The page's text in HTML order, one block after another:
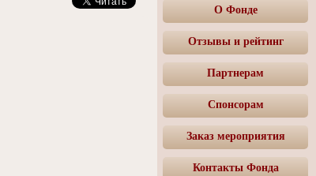
О Фонде
Отзывы и рейтинг
Партнерам
Спонсорам
Заказ мероприятия
Контакты Фонда